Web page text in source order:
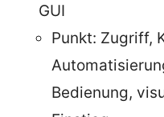
GUI
Punkt: Zugriff,
Bedienung,